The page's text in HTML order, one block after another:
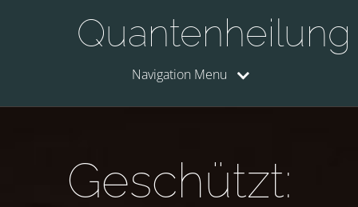
Quantenheilung
Navigation Menu
Geschützt: